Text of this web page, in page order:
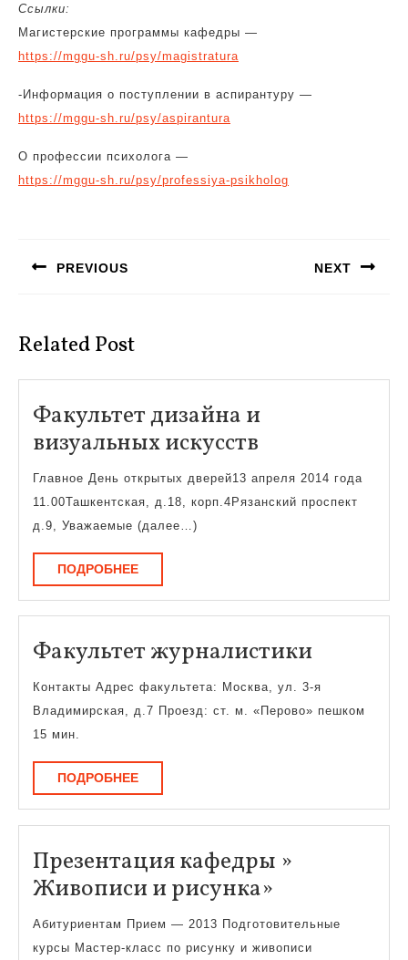
Ссылки:
Магистерские программы кафедры —
https://mggu-sh.ru/psy/magistratura
-Информация о поступлении в аспирантуру —
https://mggu-sh.ru/psy/aspirantura
О профессии психолога —
https://mggu-sh.ru/psy/professiya-psikholog
записям
PREVIOUS NEXT
Related Post
Факультет дизайна и
визуальных искусств
дизайна
и
Главное День открытых дверей13 апреля 2014 года
11.00Ташкентская, д.18, корп.4Рязанский проспект
д.9, Уважаемые (далее…)
ПОДРОБНЕЕПОДРОБНЕЕ
Факультет журналистики
Контакты Адрес факультета: Москва, ул. 3-я
Владимирская, д.7 Проезд: ст. м. «Перово» пешком
15 мин.
ПОДРОБНЕЕПОДРОБНЕЕ
Презентация кафедры »
Живописи и рисунка»
кафедры
»
Абитуриентам Прием — 2013 Подготовительные
курсы Мастер-класс по рисунку и живописи